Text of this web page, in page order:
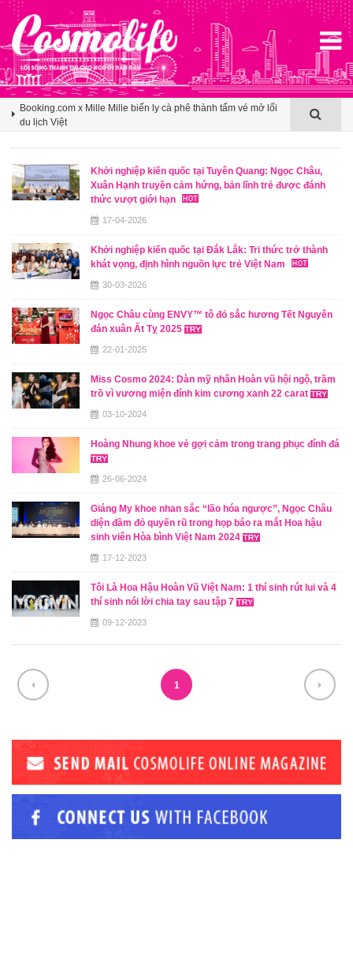
Agoda ghi nhận Việt Nam bứt phá trên bản đồ du lịch mùa hè
châu Á nhờ sức hút ngày càng lan rộng
Booking.com x Mille Mille biến ly cà phê thành tấm vé mở lối
du lịch Việt
Klook hé lộ khoảng trống cảm ơn trong văn hóa du lịch nhóm
của người Việt
châu Á nhờ sức hút ngày càng lan rộng
Booking.com x Mille Mille biến ly cà phê thành tấm vé mở lối
Khởi nghiệp kiến quốc tại Tuyên Quang: Ngọc Châu,
Xuân Hạnh truyền cảm hứng, bản lĩnh trẻ được đánh
thức vượt giới hạn
17-04-2026
Khởi nghiệp kiến quốc tại Đắk Lắk: Tri thức trở thành
khát vọng, định hình nguồn lực trẻ Việt Nam
30-03-2026
Ngọc Châu cùng ENVY™ tô đỏ sắc hương Tết Nguyên
đán xuân Ất Tỵ 2025
22-01-2025
Miss Cosmo 2024: Dàn mỹ nhân Hoàn vũ hội ngộ, trầm
trồ vì vương miện đính kim cương xanh 22 carat
03-10-2024
Hoàng Nhung khoe vẻ gợi cảm trong trang phục đính đá
26-06-2024
Giáng My khoe nhan sắc “lão hóa ngược”, Ngọc Châu
diện đầm đỏ quyến rũ trong họp báo ra mắt Hoa hậu
sinh viên Hòa bình Việt Nam 2024
17-12-2023
Tôi Là Hoa Hậu Hoàn Vũ Việt Nam: 1 thí sinh rút lui và 4
thí sinh nói lời chia tay sau tập 7
09-12-2023
1